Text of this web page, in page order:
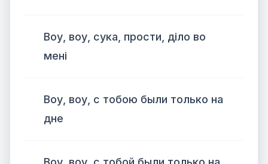
Воу, воу, сука, прости, діло во
мені
Воу, воу, с тобою были только на
дне